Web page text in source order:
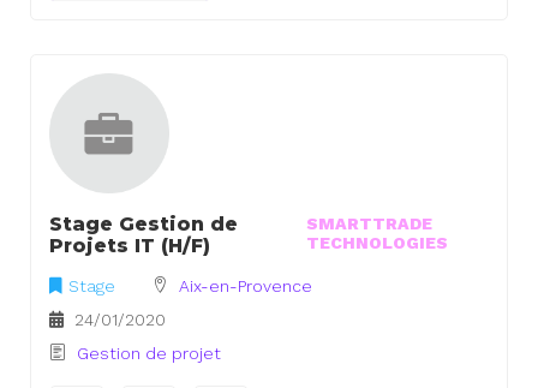
Stage Gestion de
Projets IT (H/F)
SMARTTRADE
TECHNOLOGIES
Stage
Aix-en-Provence
24/01/2020
Gestion de projet